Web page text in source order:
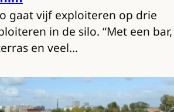
gaat vijf exploiteren op drie
in de silo. “Met een bar,
en veel…